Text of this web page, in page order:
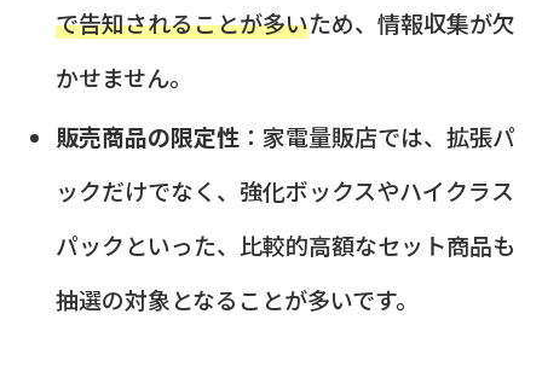
で告知されることが多いため、情報収集が欠
かせません。
販売商品の限定性 ：家電量販店では、拡張パ
ックだけでなく、強化ボックスやハイクラス
パックといった、比較的高額なセット商品も
抽選の対象となることが多いです。